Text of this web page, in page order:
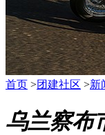
首页 >团建社区 >新
乌兰察布